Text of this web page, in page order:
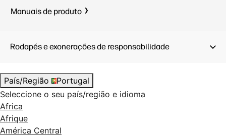
Manuais de produto
Rodapés e exonerações de responsabilidade
País/Região
Portugal
Seleccione o seu país/região e idioma
Africa
Afrique
América Central